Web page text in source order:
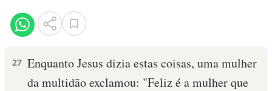
VERSÍCULOS
PALAVRA DO DIA
27 Enquanto Jesus dizia estas coisas, uma mulher
da multidão exclamou: "Feliz é a mulher que